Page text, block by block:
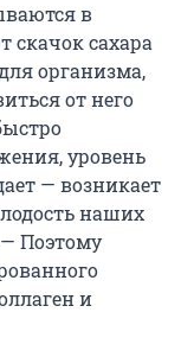
в
сахара
организма,
от него
уровень
— возникает
наших
Поэтому
и